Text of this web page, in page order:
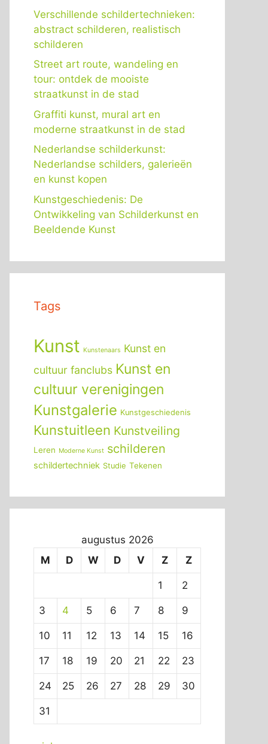
Verschillende schildertechnieken:
abstract schilderen, realistisch
schilderen
Street art route, wandeling en
tour: ontdek de mooiste
straatkunst in de stad
Graffiti kunst, mural art en
moderne straatkunst in de stad
Nederlandse schilderkunst:
Nederlandse schilders, galerieën
en kunst kopen
Kunstgeschiedenis: De
Ontwikkeling van Schilderkunst en
Beeldende Kunst
Tags
Kunst Kunstenaars Kunst en
cultuur fanclubs Kunst en
cultuur verenigingen
Kunstgalerie Kunstgeschiedenis
Kunstuitleen Kunstveiling
Leren Moderne Kunst schilderen
schildertechniek Studie Tekenen
augustus 2026
M
D W D V Z Z
1 2
3 4 5 6 7 8 9
10 11 12 13 14 15 16
17 18 19 20 21 22 23
24 25 26 27 28 29 30
31